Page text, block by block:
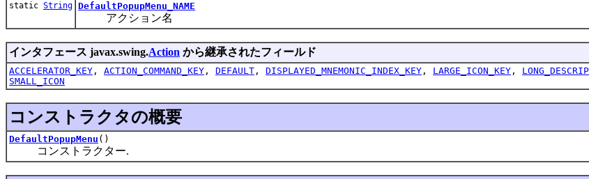
static String DefaultPopupMenu_NAME
アクション名
インタフェース javax.swing.Action から継承されたフィールド
ACCELERATOR_KEY , ACTION_COMMAND_KEY , DEFAULT , DISPLAYED_MNEMONIC_INDEX_KEY , LARGE_ICON_KEY ,
SMALL_ICON
コンストラクタの概要
DefaultPopupMenu ()
コンストラクター.